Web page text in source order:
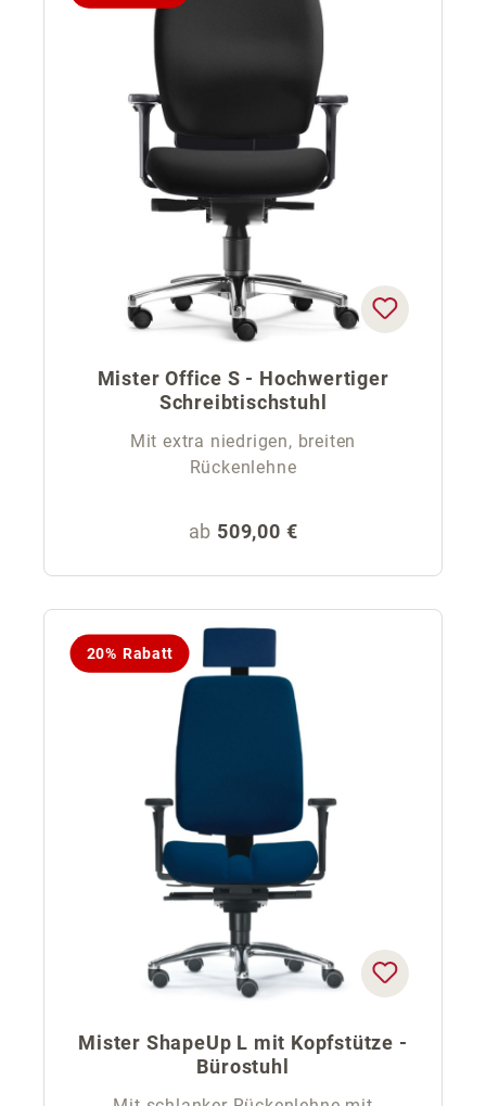
Mister Office S - Hochwertiger
Schreibtischstuhl
Mit extra niedrigen, breiten
Rückenlehne
Regulärer Preis:
ab 509,00 €
20% Rabatt
Mister ShapeUp L mit Kopfstütze -
Bürostuhl